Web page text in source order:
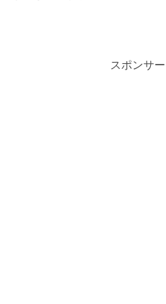
スポンサ